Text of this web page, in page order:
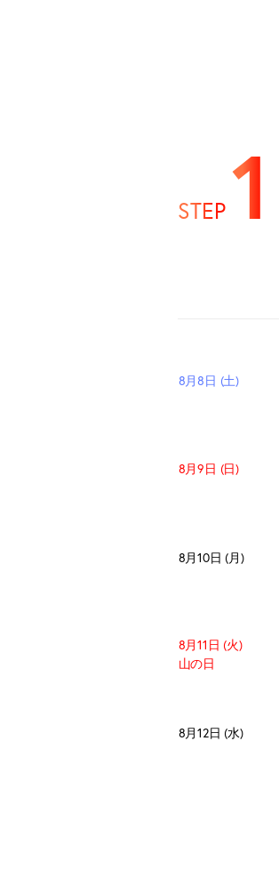
STEP 1
8月8日 (土)
8月9日 (日)
8月10日 (月)
8月11日 (火)
山の日
8月12日 (水)